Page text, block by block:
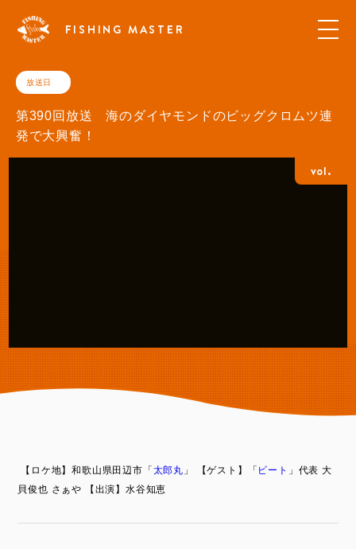
FISHING MASTER
放送日
第390回放送 海のダイヤモンドのビッグクロムツ連
発で大興奮！
vol.
【ロケ地】和歌山県田辺市「太郎丸 」 【ゲスト】「 ビート 」代表 大
貝俊也 さぁや 【出演】水谷知恵